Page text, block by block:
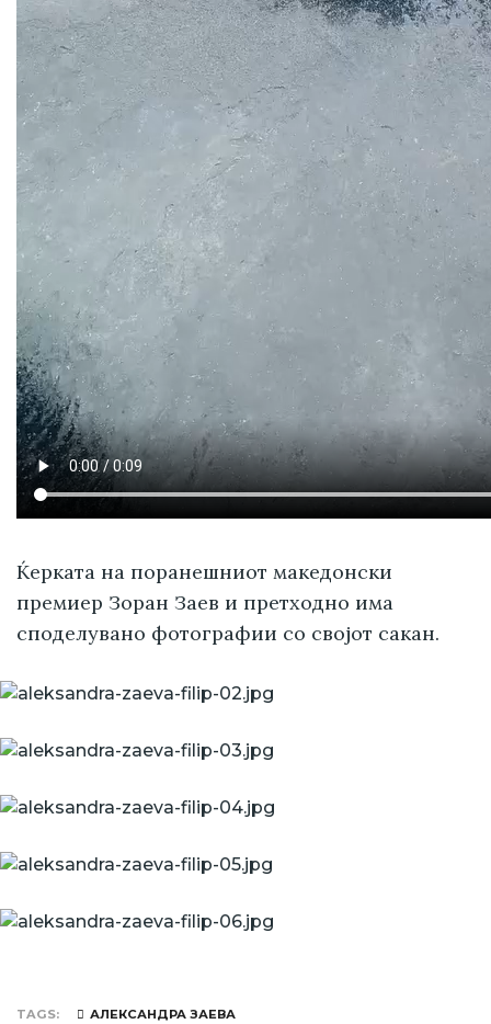
Ќерката на поранешниот македонски
премиер Зоран Заев и претходно има
споделувано фотографии со својот сакан.
TAGS АЛЕКСАНДРА ЗАЕВА